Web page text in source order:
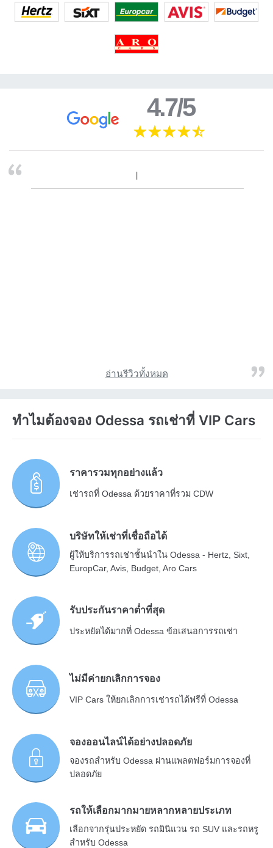
4.7/5
อ่านรีวิวทั้งหมด
ทำไมต้องจอง Odessa รถเช่าที่ VIP Cars
ราคารวมทุกอย่างแล้ว
เช่ารถที่ Odessa ด้วยราคาที่รวม CDW
บริษัทให้เช่าที่เชื่อถือได้
ผู้ให้บริการรถเช่าชั้นนำใน Odessa - Hertz, Sixt,
EuropCar, Avis, Budget, Aro Cars
รับประกันราคาต่ำที่สุด
ประหยัดได้มากที่ Odessa ข้อเสนอการรถเช่า
ไม่มีค่ายกเลิกการจอง
VIP Cars ให้ยกเลิกการเช่ารถได้ฟรีที่ Odessa
จองออนไลน์ได้อย่างปลอดภัย
จองรถสำหรับ Odessa ผ่านแพลตฟอร์มการจองที่
ปลอดภัย
รถให้เลือกมากมายหลากหลายประเภท
เลือกจากรุ่นประหยัด รถมินิแวน รถ SUV และรถหรู
สำหรับ Odessa